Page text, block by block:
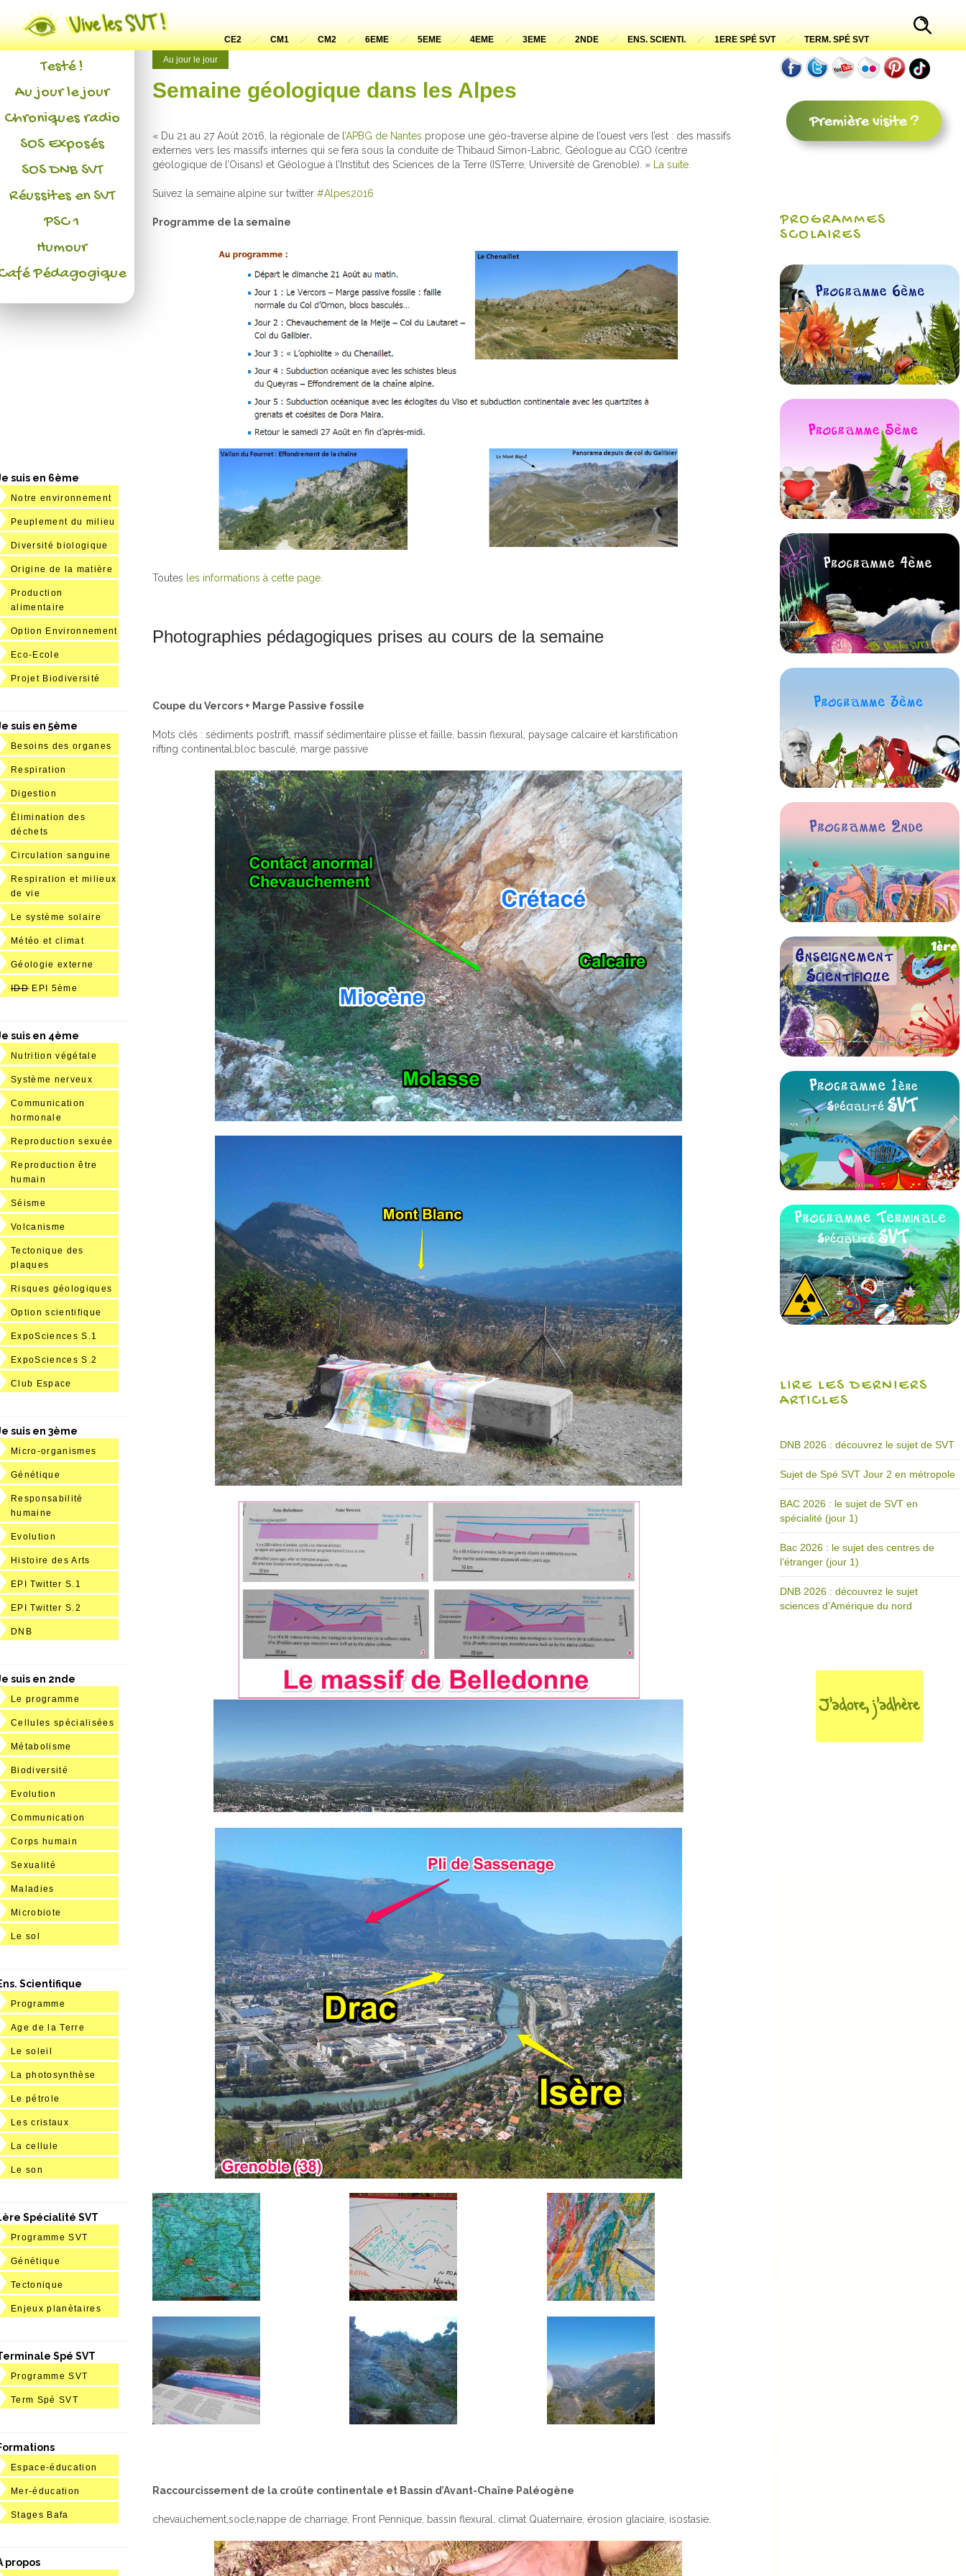
CE2 CM1 CM2 6EME 5EME 4EME 3EME 2NDE ENS. SCIENTI. 1ERE SPÉ SVT
TERM. SPÉ SVT
Au jour le jour
Semaine géologique dans les Alpes
« Du 21 au 27 Août 2016, la régionale de l ’APBG de Nantes propose une géo-traverse alpine de l’ouest vers l’est : des massifs
externes vers les massifs internes qui se fera sous la conduite de Thibaud Simon-Labric, Géologue au CGO (centre
géologique de l’Oisans) et Géologue à l’Institut des Sciences de la Terre (ISTerre, Université de Grenoble). »
La suite.
Suivez la semaine alpine sur twitter#Alpes2016
Programme de la semaine
Toutes les informations à cette page.
Photographies pédagogiques prises au cours de la semaine
Coupe du Vercors + Marge Passive fossile
Mots clés : sédiments postrift, massif sédimentaire plisse et faille, bassin flexural, paysage calcaire et karstification
rifting continental,bloc basculé, marge passive
Raccourcissement de la croûte continentale et Bassin d’Avant-­Chaîne Paléogène
chevauchement,socle,nappe de charriage, Front Pennique, bassin flexural, climat Quaternaire, érosion glaciaire, isostasie.
Actualités
L'association
Testé !
Au jour le jour
Chroniques radio
SOS Exposés
SOS DNB SVT
Réussites en SVT
PSC 1
Humour
Pédagogique
suis en 6ème
Notre environnement
Peuplement du milieu
Diversité biologique
Origine de la matière
Production
alimentaire
Option Environnement
Eco-Ecole
Projet Biodiversité
suis en 5ème
Besoins des organes
Respiration
Digestion
Élimination des
déchets
Circulation sanguine
Respiration et milieux
de vie
Le système solaire
Météo et climat
Géologie externe
IDD EPI 5ème
suis en 4ème
Nutrition végétale
Système nerveux
Communication
hormonale
Reproduction sexuée
Reproduction être
humain
Séisme
Volcanisme
Tectonique des
plaques
Risques géologiques
Option scientifique
ExpoSciences S.1
ExpoSciences S.2
Club Espace
suis en 3ème
Micro-organismes
Génétique
Responsabilité
humaine
Evolution
Histoire des Arts
EPI Twitter S.1
EPI Twitter S.2
DNB
suis en 2nde
Le programme
Cellules spécialisées
Métabolisme
Biodiversité
Evolution
Communication
Corps humain
Sexualité
Maladies
Microbiote
Le sol
Scientifique
Programme
Age de la Terre
Le soleil
La photosynthèse
Le pétrole
Les cristaux
La cellule
Le son
Spécialité SVT
Programme SVT
Génétique
Tectonique
Enjeux planètaires
Spé SVT
Programme SVT
Term Spé SVT
Espace-éducation
Mer-éducation
Stages Bafa
propos
PROGRAMMES
SCOLAIRES
LIRE LES DERNIERS
ARTICLES
DNB 2026 : découvrez le sujet de SVT
Sujet de Spé SVT Jour 2 en métropole
BAC 2026 : le sujet de SVT en
spécialité (jour 1)
Bac 2026 : le sujet des centres de
l’étranger (jour 1)
DNB 2026 : découvrez le sujet
sciences d’Amérique du nord